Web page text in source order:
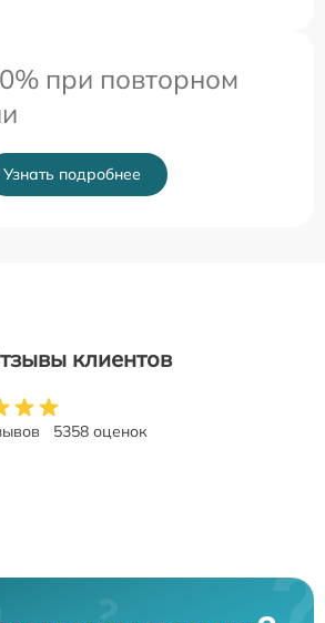
при повторном
Узнать подробнее
клиентов
5358 оценок